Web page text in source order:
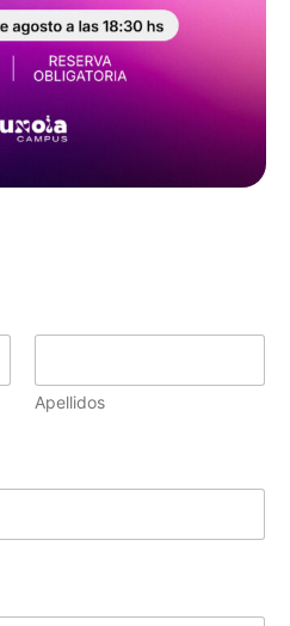
Apellidos